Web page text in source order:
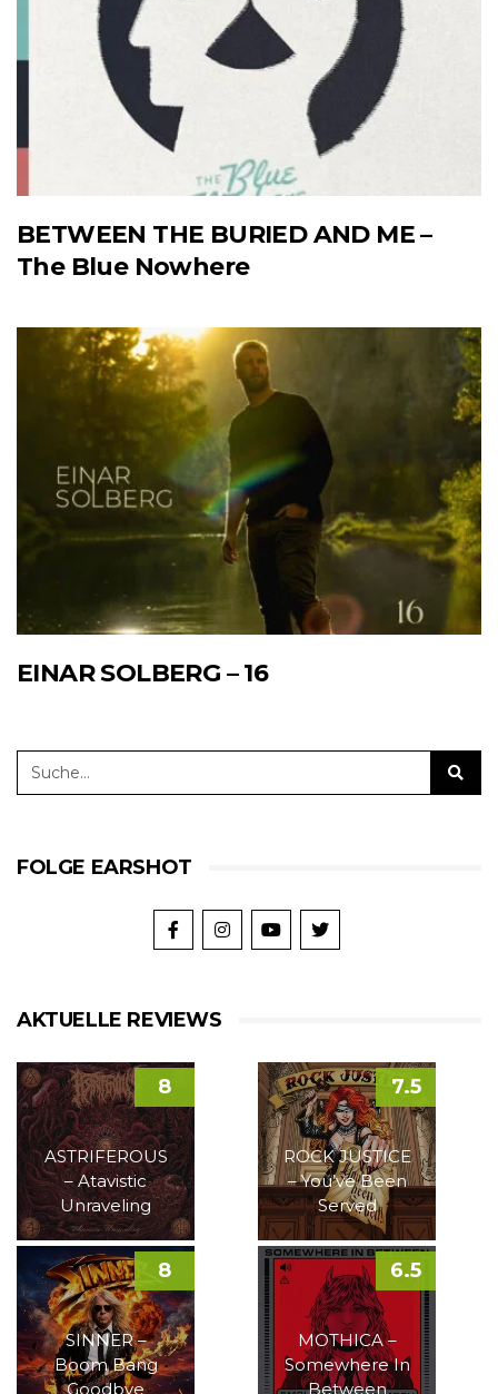
BETWEEN THE BURIED AND ME –
The Blue Nowhere
EINAR SOLBERG – 16
FOLGE EARSHOT
AKTUELLE REVIEWS
ASTRIFEROUS
– Atavistic
Unraveling
8
ROCK JUSTICE
– You’ve Been
Served
7.5
SINNER –
Boom Bang
Goodbye
8
MOTHICA –
Somewhere In
Between
6.5